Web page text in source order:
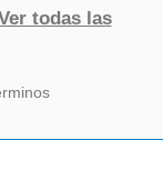
todas las